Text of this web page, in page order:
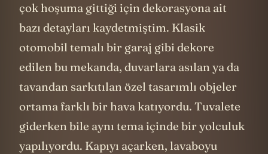
çok hoşuma gittiği için dekorasyona ait
bazı detayları kaydetmiştim. Klasik
otomobil temalı bir garaj gibi dekore
edilen bu mekanda, duvarlara asılan ya da
tavandan sarkıtılan özel tasarımlı objeler
ortama farklı bir hava katıyordu. Tuvalete
giderken bile aynı tema içinde bir yolculuk
yapılıyordu. Kapıyı açarken, lavaboyu